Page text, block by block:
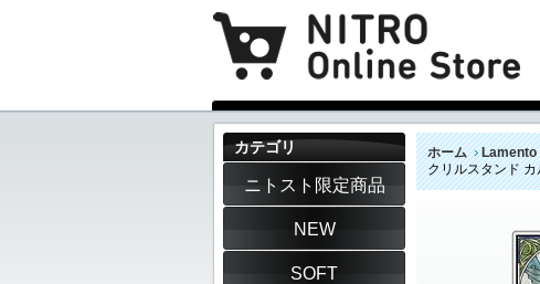
ホーム Lamento
クリルスタンド カ
カテゴリ
ニトスト限定商品
NEW
SOFT